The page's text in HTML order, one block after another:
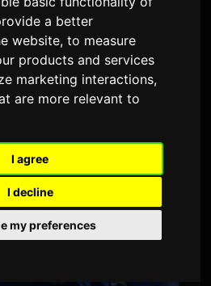
a better
website,to measure
products and services
marketing interactions,
are more relevant to
I agree
I decline
my preferences
将热门恐怖游戏
跳舞》改编为小说
翻译自英语
不会跳舞》的创作者正在
品。耗时八年独自开发该游
小说的文字撰写与封面绘